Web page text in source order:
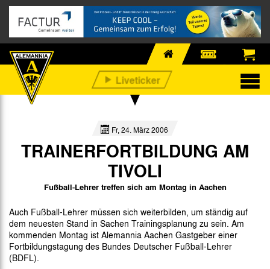
Fr, 24. März 2006
TRAINERFORTBILDUNG AM
TIVOLI
Fußball-Lehrer treffen sich am Montag in Aachen
Auch Fußball-Lehrer müssen sich weiterbilden, um ständig auf
dem neuesten Stand in Sachen Trainingsplanung zu sein. Am
kommenden Montag ist Alemannia Aachen Gastgeber einer
Fortbildungstagung des Bundes Deutscher Fußball-Lehrer
(BDFL).